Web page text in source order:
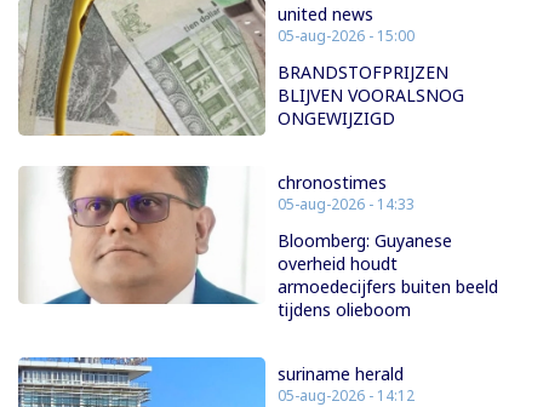
united news
05-aug-2026 - 15:00
BRANDSTOFPRIJZEN
BLIJVEN VOORALSNOG
ONGEWIJZIGD
chronostimes
05-aug-2026 - 14:33
Bloomberg: Guyanese
overheid houdt
armoedecijfers buiten beeld
tijdens olieboom
suriname herald
05-aug-2026 - 14:12